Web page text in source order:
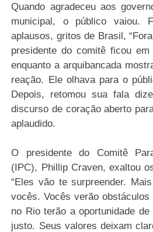
Quando agradeceu aos
municipal, o público vaiou.
aplausos, gritos de Brasil,
presidente do comitê ficou
enquanto a arquibancada
reação. Ele olhava para o
Depois, retomou sua fala
discurso de coração aberto
aplaudido.
O presidente do Comitê
(IPC), Phillip Craven, exaltou
“Eles vão te surpreender.
vocês. Vocês verão obstáculos
no Rio terão a oportunidade
justo. Seus valores deixam